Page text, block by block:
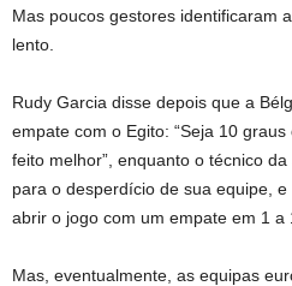
Mas poucos gestores identificaram
lento.
Rudy Garcia disse depois que a
empate com o Egito: “Seja 10
feito melhor”, enquanto o técnico
para o desperdício de sua equipe,
abrir o jogo com um empate em 1 a
Mas, eventualmente, as equipas